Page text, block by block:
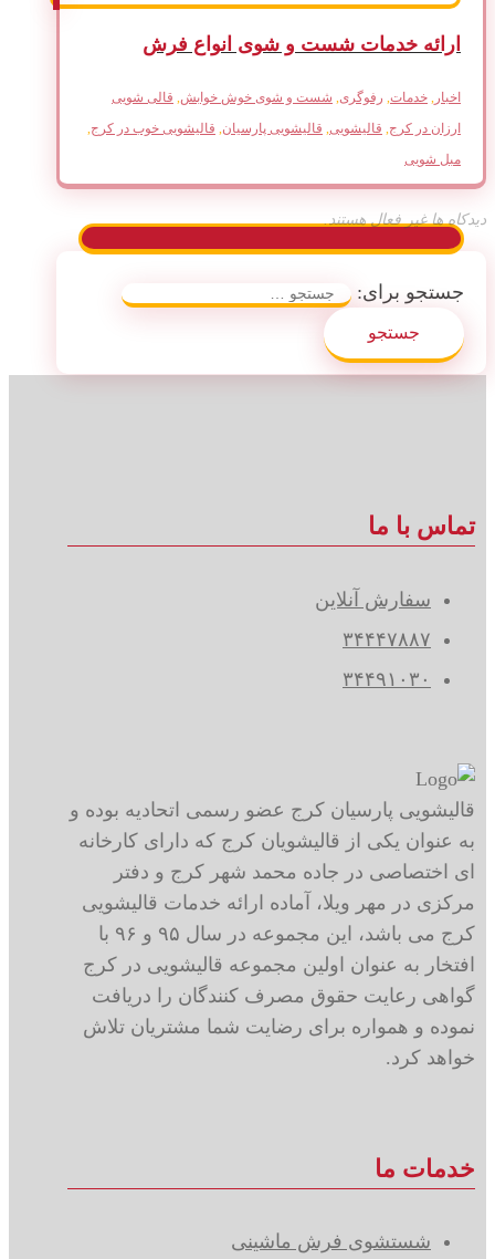
ارائه خدمات شست و شوی انواع فرش
اخبار , خدمات, رفوگری, شست و شوی خوش خوابش, قالی شویی
ارزان در کرج, قالیشویی, قالیشویی پارسیان, قالیشویی خوب در کرج,
مبل شویی
دیدکاه ها غیر فعال هستند.
جستجو برای:
تماس با ما
سفارش آنلاین
۳۴۴۴۷۸۸۷
۳۴۴۹۱۰۳۰
قالیشویی پارسیان کرج عضو رسمی اتحادیه بوده و
به عنوان یکی از قالیشویان کرج که دارای کارخانه
ای اختصاصی در جاده محمد شهر کرج و دفتر
مرکزی در مهر ویلا، آماده ارائه خدمات قالیشویی
کرج می باشد، این مجموعه در سال ۹۵ و ۹۶ با
افتخار به عنوان اولین مجموعه قالیشویی در کرج
گواهی رعایت حقوق مصرف کنندگان را دریافت
نموده و همواره برای رضایت شما مشتریان تلاش
خواهد کرد.
خدمات ما
شستشوی فرش ماشینی